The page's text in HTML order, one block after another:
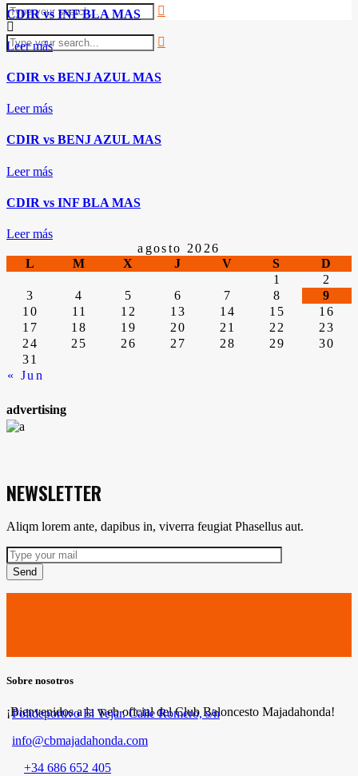
CDIR vs INF BLA MAS
Leer más
CDIR vs BENJ AZUL MAS
Leer más
CDIR vs BENJ AZUL MAS
Leer más
CDIR vs INF BLA MAS
Leer más
agosto 2026
L
M X J V S D
« Jun
1
2
3
4 5 6 7 8
9
10
11 12 13 14 15
16
17
18 19 20 21 22
23
24
25 26 27 28 29
30
31
advertising
NEWSLETTER
Aliqm lorem ante, dapibus in, viverra feugiat Phasellus aut.
Send
Sobre nosotros
¡Bienvenidos a la web oficial del Club Baloncesto Majadahonda!
Polideportivo El Tejar. Calle Romero, s/n
info@cbmajadahonda.com
+34 686 652 405